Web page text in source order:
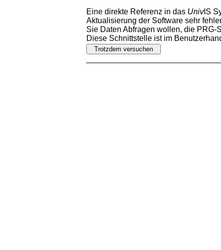
Eine direkte Referenz in das UnivIS
Aktualisierung der Software sehr
Sie Daten Abfragen wollen, die PRG-
Diese Schnittstelle ist im